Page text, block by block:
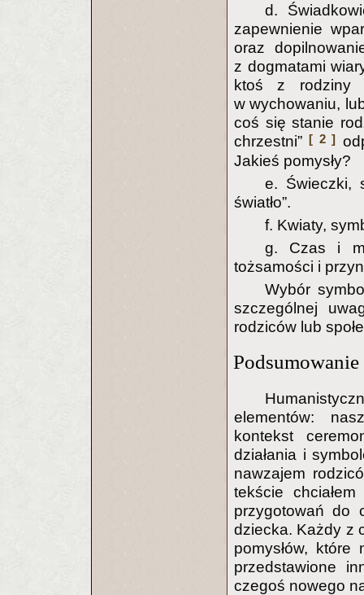
d.
zapewnienie
oraz
z dogmatami
ktoś z rodziny
w wychowaniu,
coś się stanie
chrzestni” [ 2 ]
Jakieś pomysły?
e. Świeczki,
światło”.
f. Kwiaty,
g. Czas i
tożsamości i
Wybór
szczególnej
rodziców lub
Podsumowanie
elementów:
kontekst
działania i
nawzajem
tekście
przygotowań do
dziecka. Każdy z
pomysłów,
przedstawione
czegoś nowego